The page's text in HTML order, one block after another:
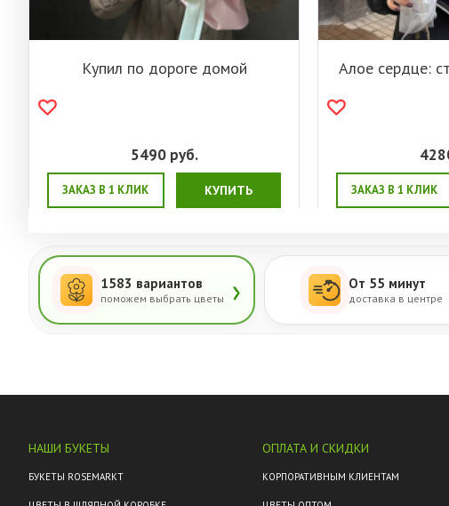
Купил по дороге домой
5490руб.
ЗАКАЗ В 1 КЛИК КУПИТЬ
Алое сердце:
ЗАКАЗ В 1 КЛИК
1583 вариантов
поможем выбрать цветы › От 55 минут
доставка в центре
НАШИ БУКЕТЫ
БУКЕТЫ ROSEMARKT
ОПЛАТА И СКИДКИ
КОРПОРАТИВНЫМ КЛИЕНТАМ